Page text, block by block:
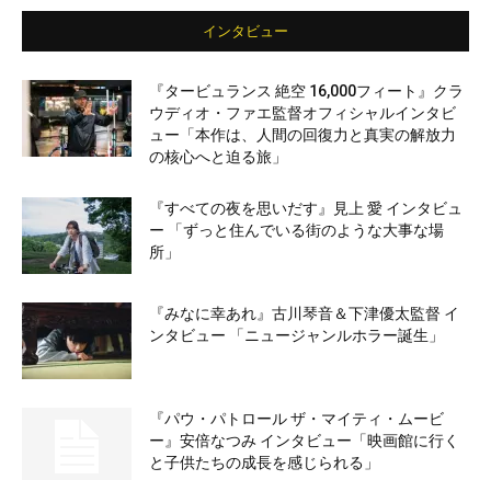
インタビュー
『タービュランス 絶空 16,000フィート』クラ
ウディオ・ファエ監督オフィシャルインタビ
ュー「本作は、人間の回復力と真実の解放力
の核心へと迫る旅」
『すべての夜を思いだす』見上 愛 インタビュ
ー 「ずっと住んでいる街のような大事な場
所」
『みなに幸あれ』古川琴音＆下津優太監督 イ
ンタビュー 「ニュージャンルホラー誕生」
『パウ・パトロール ザ・マイティ・ムービ
ー』安倍なつみ インタビュー「映画館に行く
と子供たちの成長を感じられる」